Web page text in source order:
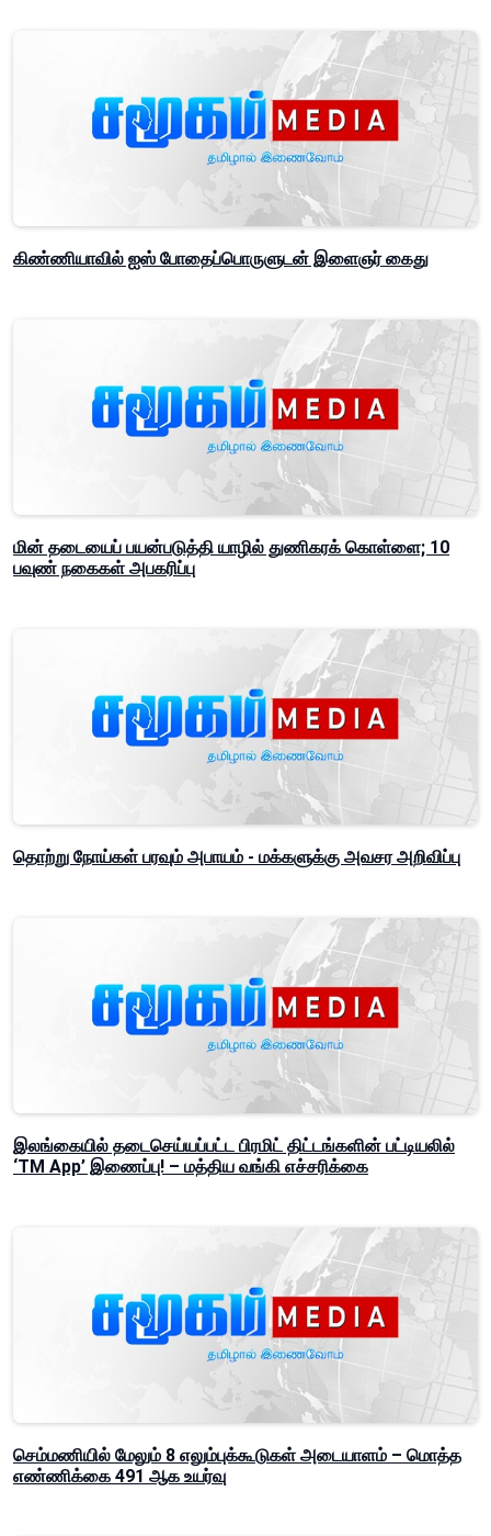
கிண்ணியாவில் ஐஸ் போதைப்பொருளுடன் இளைஞர் கைது
மின் தடையைப் பயன்படுத்தி யாழில் துணிகரக் கொள்ளை; 10
பவுண் நகைகள் அபகரிப்பு
தொற்று நோய்கள் பரவும் அபாயம் - மக்களுக்கு அவசர அறிவிப்பு
இலங்கையில் தடைசெய்யப்பட்ட பிரமிட் திட்டங்களின் பட்டியலில்
‘TM App’ இணைப்பு! – மத்திய வங்கி எச்சரிக்கை
செம்மணியில் மேலும் 8 எலும்புக்கூடுகள் அடையாளம் – மொத்த
எண்ணிக்கை 491 ஆக உயர்வு